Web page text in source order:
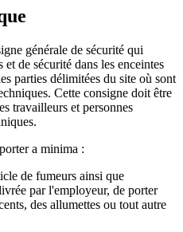
générale de sécurité qui
de sécurité dans les enceintes
parties délimitées du site où sont
Cette consigne doit être
travailleurs et personnes
a minima :
de fumeurs ainsi que
par l'employeur, de porter
des allumettes ou tout autre